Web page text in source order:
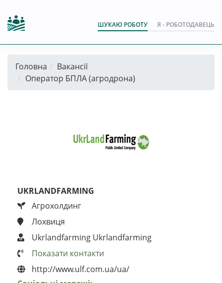
ШУКАЮ РОБОТУ Я - РОБОТОДАВЕЦЬ
Головна
Вакансії
Оператор БПЛА (агродрона)
UKRLANDFARMING
Агрохолдинг
Лохвиця
Ukrlandfarming Ukrlandfarming
Показати контакти
http://www.ulf.com.ua/ua/